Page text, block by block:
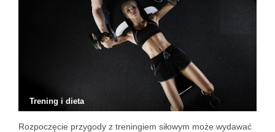
Trening i dieta
Rozpoczęcie przygody z treningiem siłowym może wydawać